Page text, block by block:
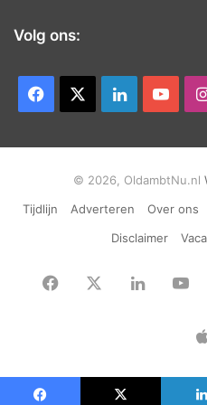
Volg ons:
Facebook LinkedIn
© 2026, OldambtNu.nl
Tijdlijn
Adverteren Over ons
Disclaimer
Facebook LinkedIn